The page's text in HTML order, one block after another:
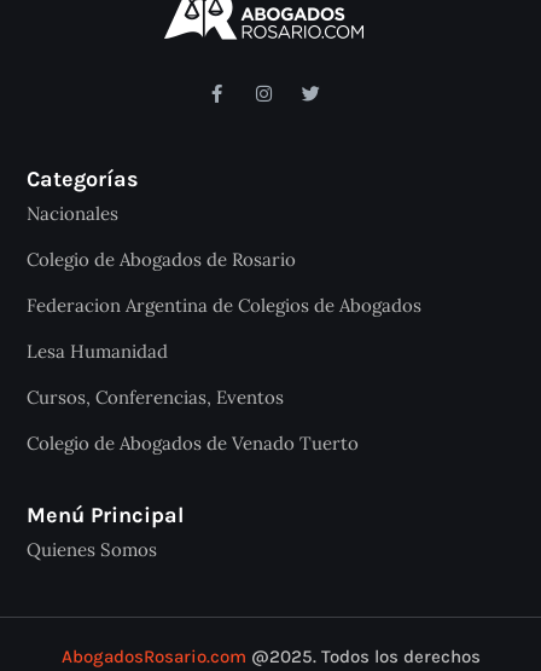
Categorías
Nacionales
Colegio de Abogados de Rosario
Federacion Argentina de Colegios de Abogados
Lesa Humanidad
Cursos, Conferencias, Eventos
Colegio de Abogados de Venado Tuerto
Menú Principal
Quienes Somos
AbogadosRosario.com @2025. Todos los derechos